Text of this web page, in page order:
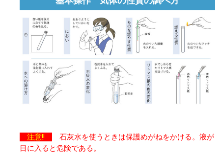
注意!!
石灰水を使うときは保護めがねをかける。液が
目に入ると危険である。